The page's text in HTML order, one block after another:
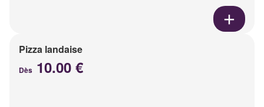
Pizza landaise
Dès 10.00 €